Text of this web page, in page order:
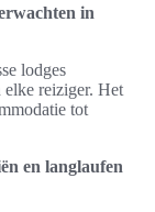
in
lodges
elke reiziger. Het
tot
en langlaufen